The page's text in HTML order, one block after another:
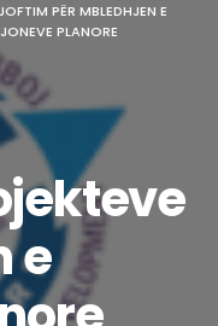
PËR MBLEDHJEN E
PLANORE
e